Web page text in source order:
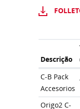
Descrição
C-B Pack
Accesorios
Origo2 C-